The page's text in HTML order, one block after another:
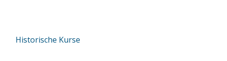
Historische Kurse